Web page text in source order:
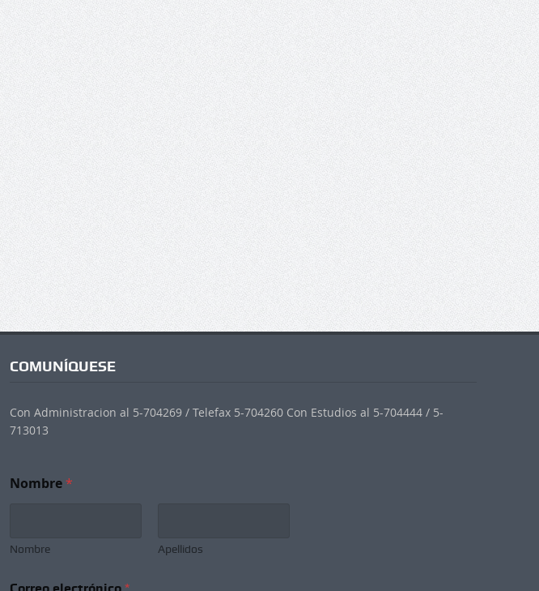
COMUNÍQUESE
Con Administracion al 5-704269 / Telefax 5-704260 Con Estudios al 5-704444 / 5-
713013
Nombre*
Nombre Apellidos